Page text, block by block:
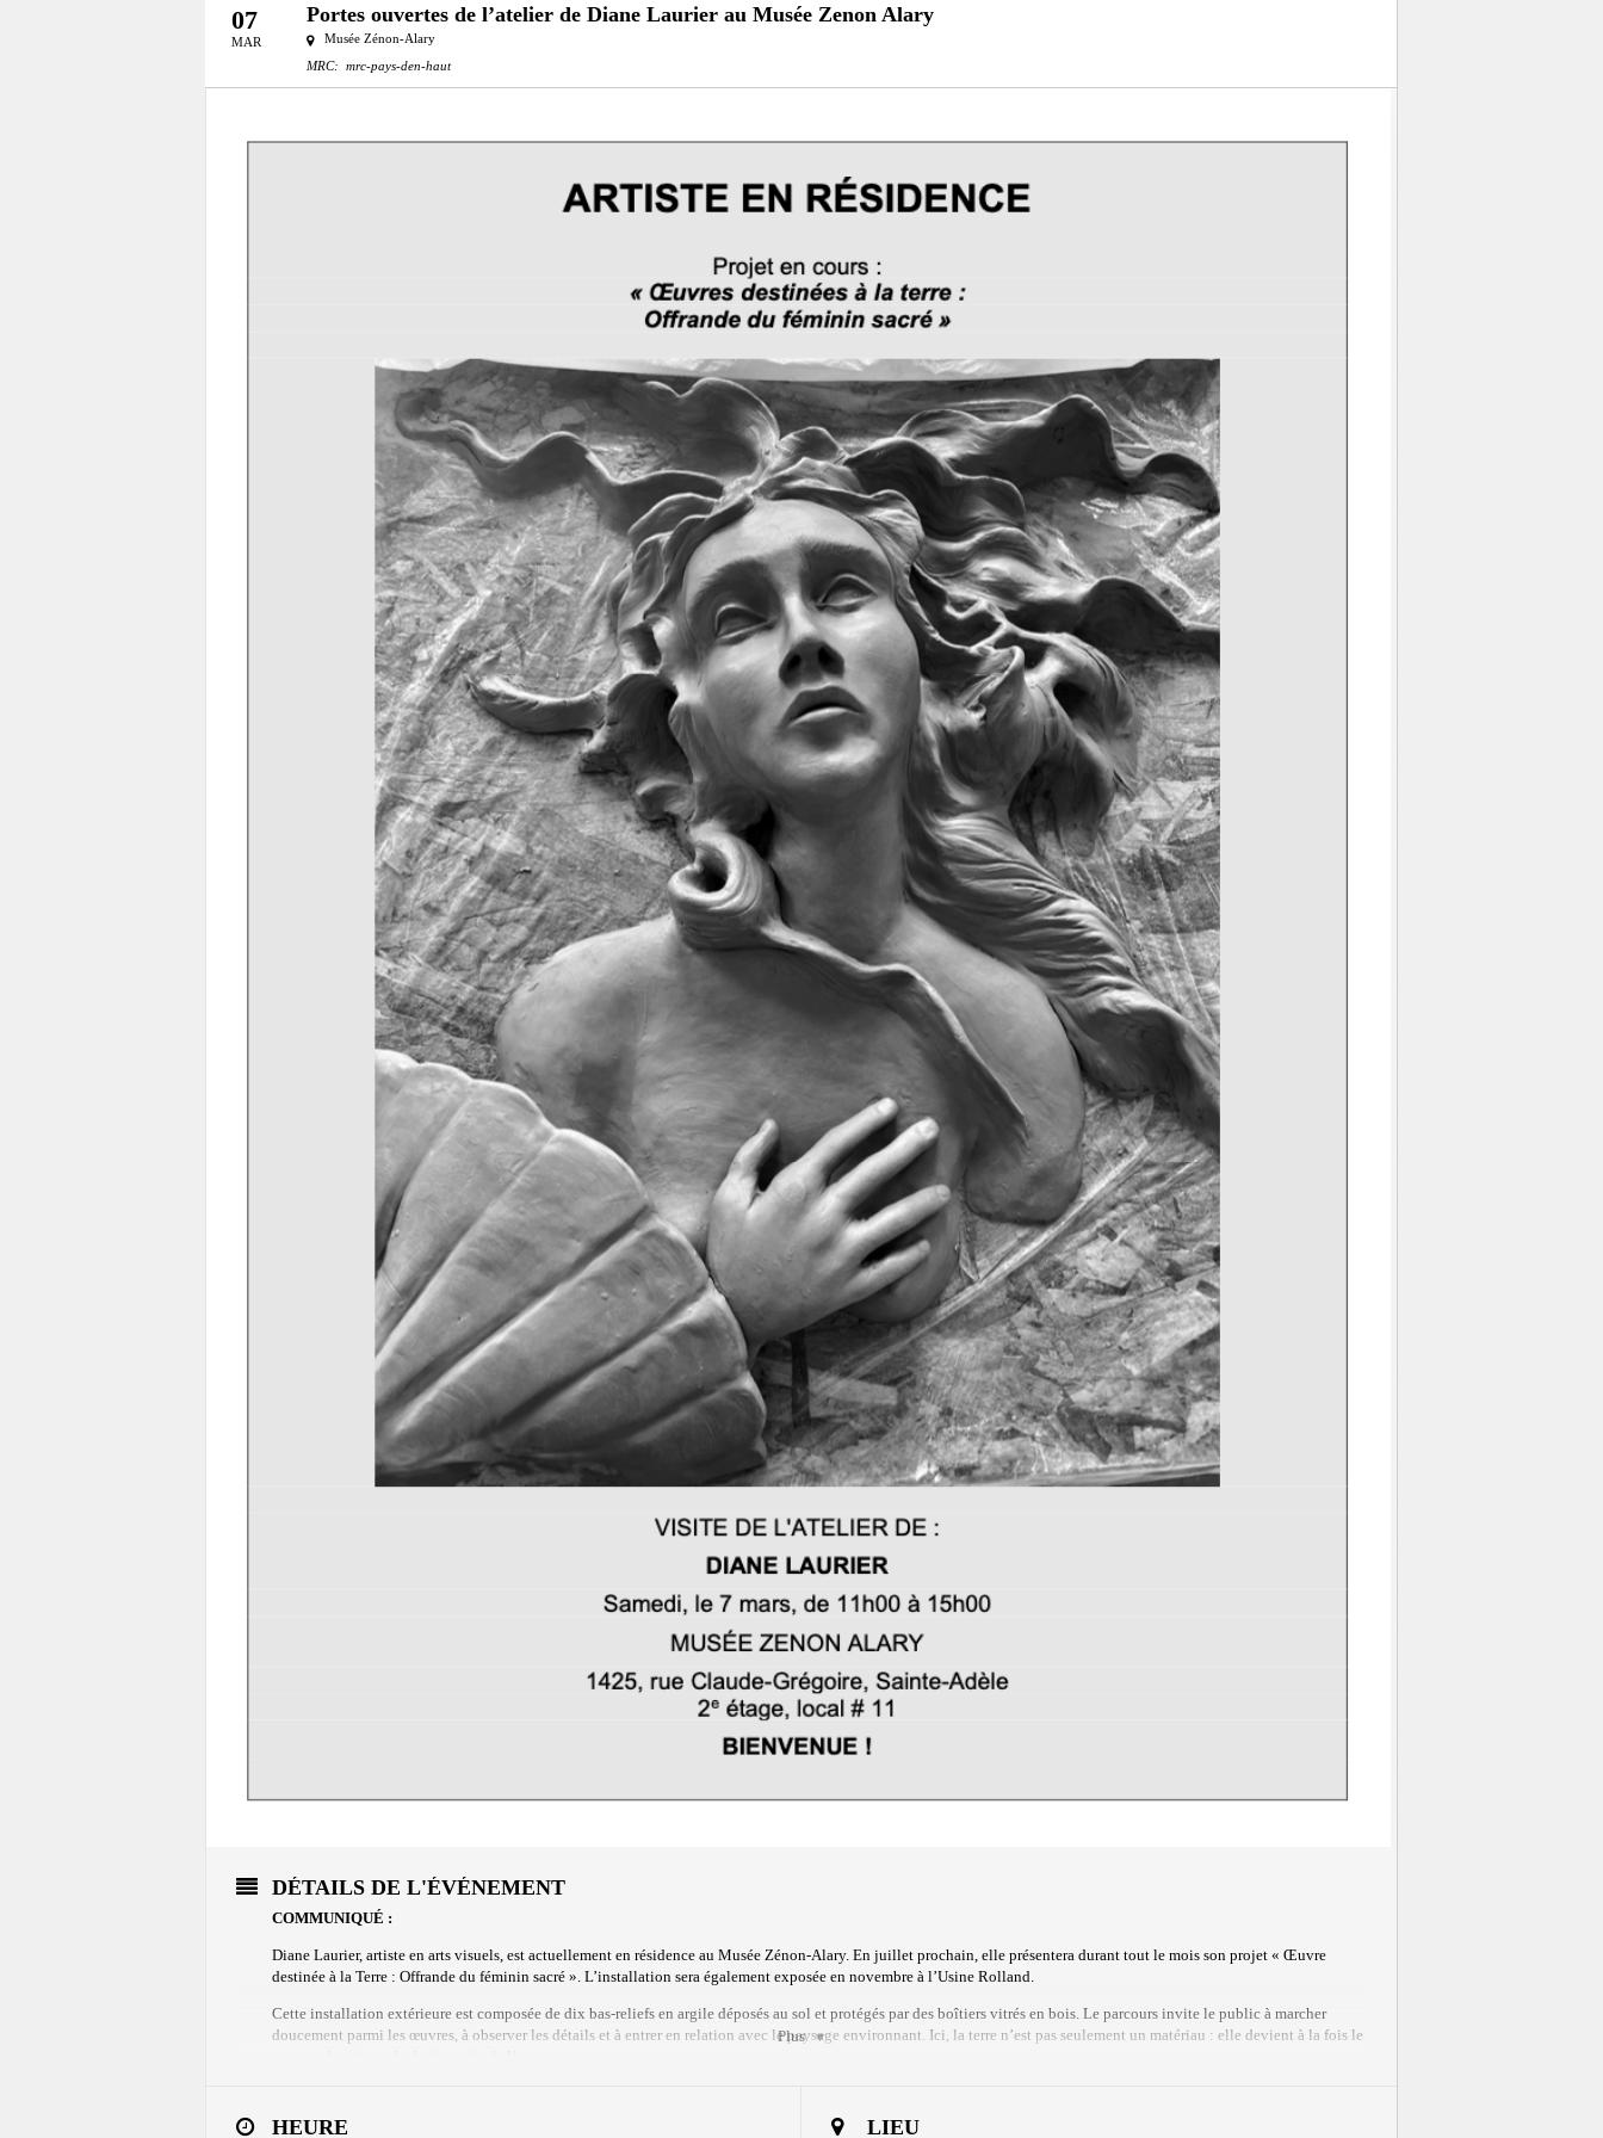
07
MAR
Portes ouvertes de l’atelier de Diane Laurier au Musée Zenon Alary
Musée Zénon-Alary
MRC: mrc-pays-den-haut
Plus
DÉTAILS DE L'ÉVÉNEMENT
COMMUNIQUÉ :
Diane Laurier, artiste en arts visuels, est actuellement en résidence au Musée Zénon-Alary. En juillet prochain, elle présentera durant tout le mois son projet « Œuvre
destinée à la Terre : Offrande du féminin sacré ». L’installation sera également exposée en novembre à l’Usine Rolland.
Cette installation extérieure est composée de dix bas-reliefs en argile déposés au sol et protégés par des boîtiers vitrés en bois. Le parcours invite le public à marcher
doucement parmi les œuvres, à observer les détails et à entrer en relation avec le paysage environnant. Ici, la terre n’est pas seulement un matériau : elle devient à la fois le
et de conscience écologique.
HEURE LIEU